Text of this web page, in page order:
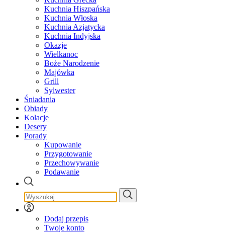
Kuchnia Hiszpańska
Kuchnia Włoska
Kuchnia Azjatycka
Kuchnia Indyjska
Okazje
Wielkanoc
Boże Narodzenie
Majówka
Grill
Sylwester
Śniadania
Obiady
Kolacje
Desery
Porady
Kupowanie
Przygotowanie
Przechowywanie
Podawanie
Dodaj przepis
Twoje konto